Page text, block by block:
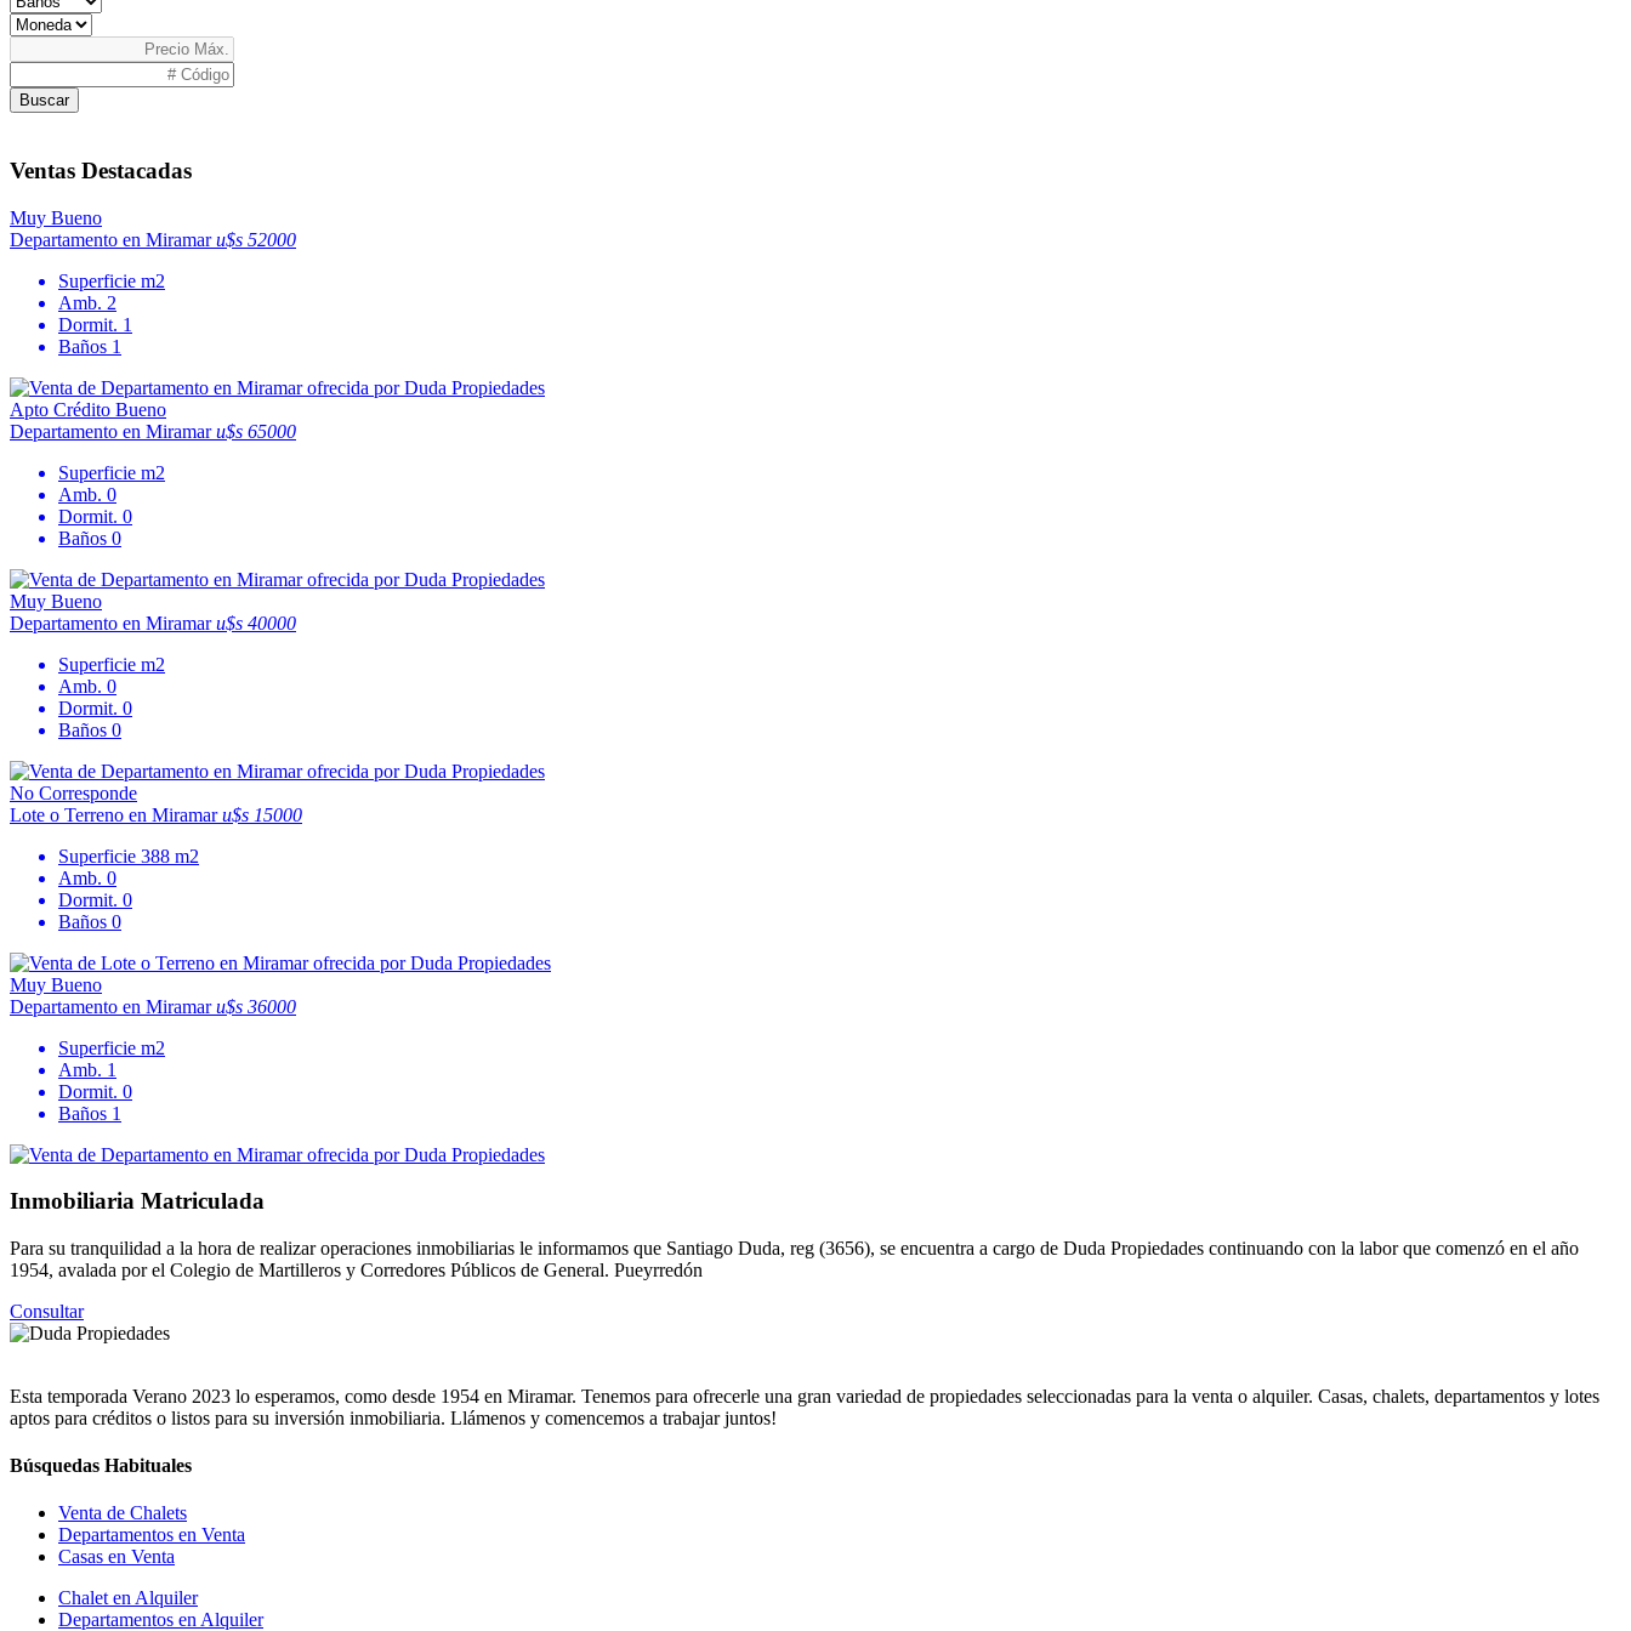
Buscar
Ventas Destacadas
Muy Bueno
Departamento en Miramaru$s 52000
Superficie m2
Amb. 2
Dormit. 1
Baños 1
Apto Crédito Bueno
Departamento en Miramaru$s 65000
Superficie m2
Amb. 0
Dormit. 0
Baños 0
Muy Bueno
Departamento en Miramaru$s 40000
Superficie m2
Amb. 0
Dormit. 0
Baños 0
No Corresponde
Lote o Terreno en Miramaru$s 15000
Superficie 388 m2
Amb. 0
Dormit. 0
Baños 0
Muy Bueno
Departamento en Miramaru$s 36000
Superficie m2
Amb. 1
Dormit. 0
Baños 1
Inmobiliaria Matriculada
Para su tranquilidad a la hora de realizar operaciones inmobiliarias le informamos que Santiago Duda, reg (3656), se encuentra a cargo de Duda Propiedades continuando con la labor que comenzó en el año
1954, avalada por el Colegio de Martilleros y Corredores Públicos de General. Pueyrredón
Consultar
Esta temporada Verano 2023 lo esperamos, como desde 1954 en Miramar. Tenemos para ofrecerle una gran variedad de propiedades seleccionadas para la venta o alquiler. Casas, chalets, departamentos y lotes
aptos para créditos o listos para su inversión inmobiliaria. Llámenos y comencemos a trabajar juntos!
Búsquedas Habituales
Venta de Chalets
Departamentos en Venta
Casas en Venta
Chalet en Alquiler
Departamentos en Alquiler